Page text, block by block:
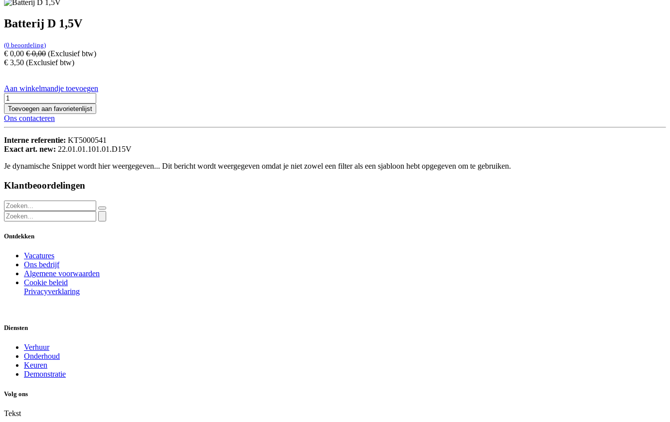
Batterij D 1,5V
(0 beoordeling)
€ 0,00 €0,00 (Exclusief btw)
€ 3,50 (Exclusief btw)
Aan winkelmandje toevoegen
Toevoegen aan favorietenlijst
Ons contacteren
Interne referentie: KT5000541
Exact art. new: 22.01.01.101.01.D15V
Je dynamische Snippet wordt hier weergegeven... Dit bericht wordt weergegeven omdat je niet zowel een filter als een sjabloon hebt opgegeven om te gebruiken.
Klantbeoordelingen
Ontdekken
Vacatures
Ons bedrijf
Algemene voorwaarden
Cookie beleid
Privacyverklaring
Diensten
Verhuur
Onderhoud
Keuren
Demonstratie
Volg ons
Tekst